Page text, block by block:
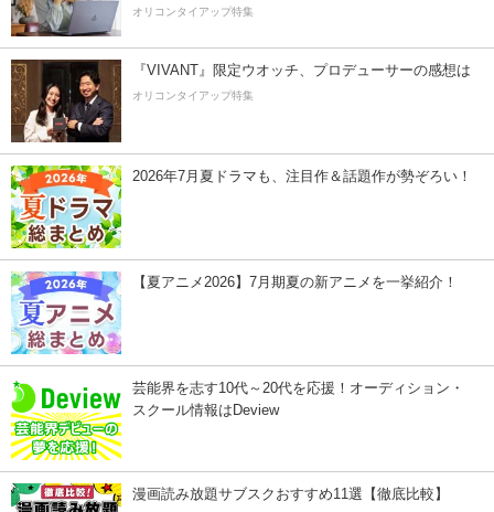
オリコンタイアップ特集
『VIVANT』限定ウオッチ、プロデューサーの感想は
オリコンタイアップ特集
2026年7月夏ドラマも、注目作＆話題作が勢ぞろい！
【夏アニメ2026】7月期夏の新アニメを一挙紹介！
芸能界を志す10代～20代を応援！オーディション・
スクール情報はDeview
漫画読み放題サブスクおすすめ11選【徹底比較】